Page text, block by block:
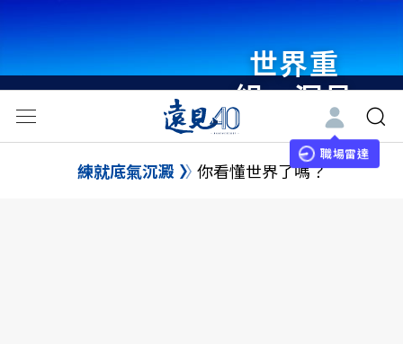
世界重
組・洞見
未來 與
世界領袖
職場雷達
練就底氣沉澱 你看懂世界了嗎？